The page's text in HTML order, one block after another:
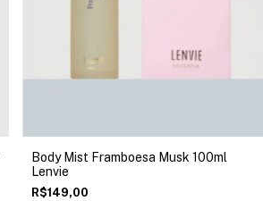
Body Mist Framboesa Musk 100ml
Lenvie
R$149,00